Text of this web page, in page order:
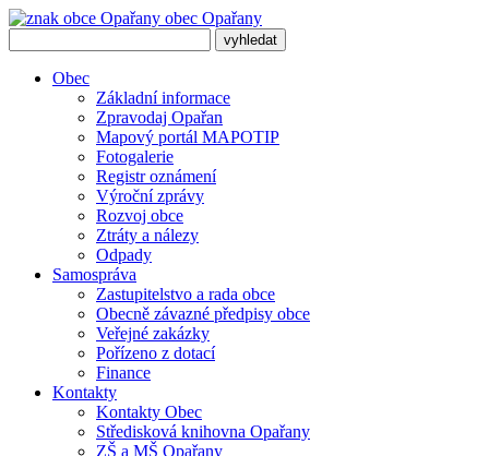
obec Opařany
Obec
Základní informace
Zpravodaj Opařan
Mapový portál MAPOTIP
Fotogalerie
Registr oznámení
Výroční zprávy
Rozvoj obce
Ztráty a nálezy
Odpady
Samospráva
Zastupitelstvo a rada obce
Obecně závazné předpisy obce
Veřejné zakázky
Pořízeno z dotací
Finance
Kontakty
Kontakty Obec
Středisková knihovna Opařany
ZŠ a MŠ Opařany